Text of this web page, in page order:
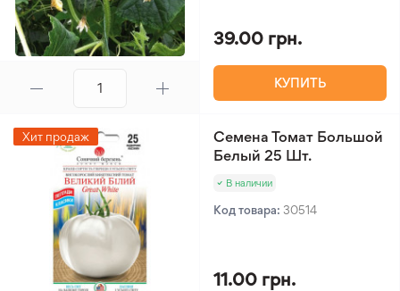
39.00 грн.
КУПИТЬ
Хит продаж
Семена Томат Большой
Белый 25 Шт.
В наличии
Код товара: 30514
11.00 грн.